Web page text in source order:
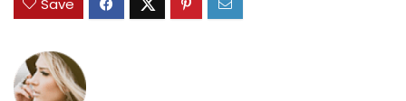
Save